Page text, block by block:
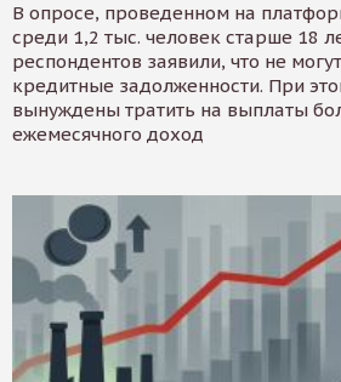
В опросе, проведенном на
среди 1,2 тыс. человек старше 18
респондентов заявили, что не
кредитные задолженности. При
вынуждены тратить на выплаты
ежемесячного доход